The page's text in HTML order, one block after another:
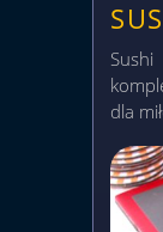
dla